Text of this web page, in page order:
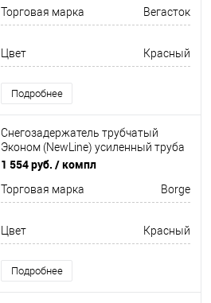
Торговая марка Вегасток
Цвет Красный
Подробнее
Снегозадержатель трубчатый
Эконом (NewLine) усиленный труба
овал 20х40мм 4 кронштейна
3000мм Borge
1 554 руб. / компл
Торговая марка Borge
Цвет Красный
Подробнее